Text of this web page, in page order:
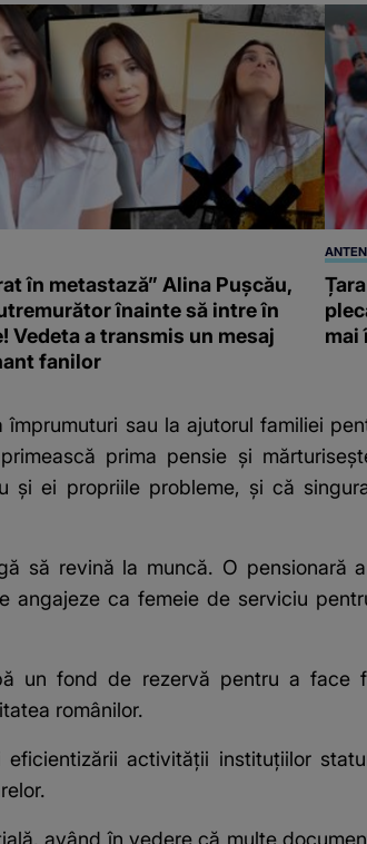
în metastază” Alina Pușcău,
înainte să intre în
Vedeta a transmis un mesaj
fanilor
mai
sau la ajutorul familiei
prima pensie și
și ei propriile probleme, și că
să revină la muncă. O
ca femeie de serviciu
un fond de rezervă pentru a face
românilor.
activității instituțiilor